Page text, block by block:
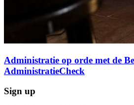
Administratie op orde met de
AdministratieCheck
Sign up